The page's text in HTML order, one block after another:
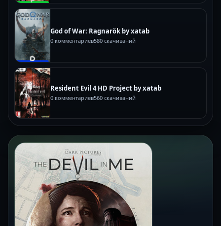
God of War: Ragnarök by xatab
0 комментариев580 скачиваний
Resident Evil 4 HD Project by xatab
0 комментариев560 скачиваний